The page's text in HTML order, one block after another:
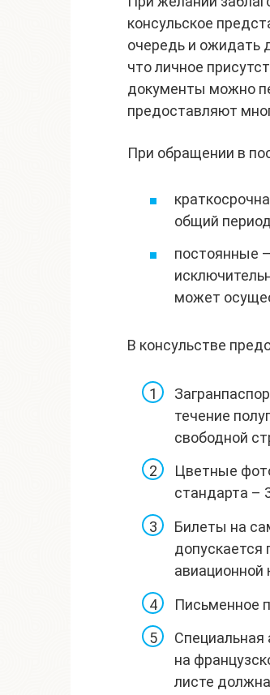
консульское
очередь и ожидать
что личное
документы можно
предоставляют
При обращении в
общий
постоянные
может
В консульстве
течение
свободной
Цветные
стандарта –
Билеты на
допускается
авиационной
Письменное
Специальная
на
листе